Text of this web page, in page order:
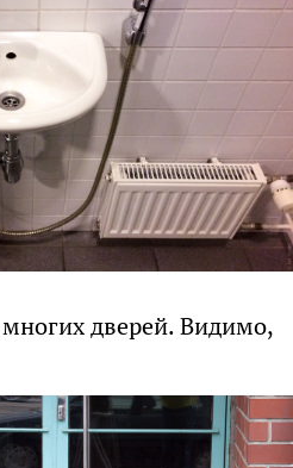
дверей. Видимо,